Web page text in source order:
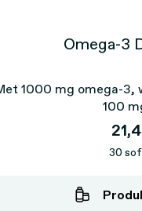
Omega-3
1000 mg omega-3,
100
30